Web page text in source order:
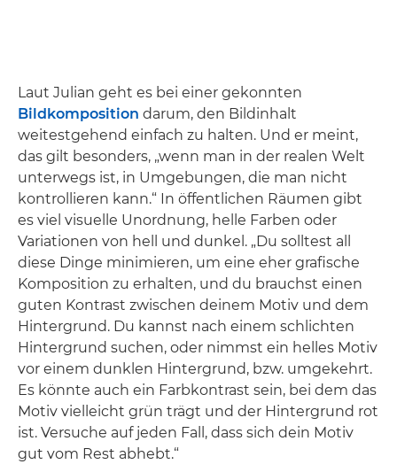
Laut Julian geht es bei einer gekonnten
Bildkomposition darum, den Bildinhalt
weitestgehend einfach zu halten. Und er meint,
das gilt besonders, „wenn man in der realen Welt
unterwegs ist, in Umgebungen, die man nicht
kontrollieren kann.“ In öffentlichen Räumen gibt
es viel visuelle Unordnung, helle Farben oder
Variationen von hell und dunkel. „Du solltest all
diese Dinge minimieren, um eine eher grafische
Komposition zu erhalten, und du brauchst einen
guten Kontrast zwischen deinem Motiv und dem
Hintergrund. Du kannst nach einem schlichten
Hintergrund suchen, oder nimmst ein helles Motiv
vor einem dunklen Hintergrund, bzw. umgekehrt.
Es könnte auch ein Farbkontrast sein, bei dem das
Motiv vielleicht grün trägt und der Hintergrund rot
ist. Versuche auf jeden Fall, dass sich dein Motiv
gut vom Rest abhebt.“